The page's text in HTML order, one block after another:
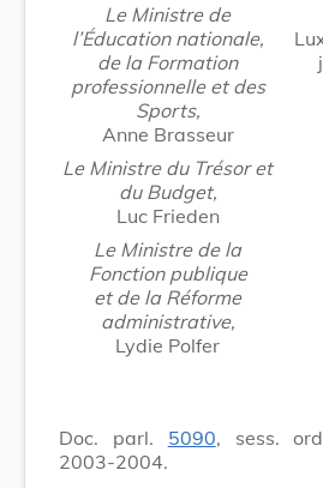
Le Ministre de
l’Éducation nationale,
de la Formation
professionnelle et des
Sports,
Anne Brasseur
Le Ministre du Trésor et
du Budget,
Luc Frieden
Le Ministre de la
Fonction publique
et de la Réforme
administrative,
Lydie Polfer
Doc. parl. 5090, sess.
2003-2004.